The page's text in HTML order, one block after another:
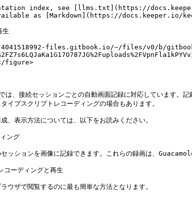
index, see [llms.txt](https://
as [Markdown](https://docs.keeper.io/
生
files.gitbook.io/~/files/v0/b/
figure>
は、接続セッションごとの自動画面記録に対応しています。
イプスクリプトレコーディングの場合もあります。
、表示方法については、以下をお読みください。
ング
ッションを画像に記録できます。これらの録画は、
ーディングと再生
ウザで閲覧するのに最も簡単な方法となります。